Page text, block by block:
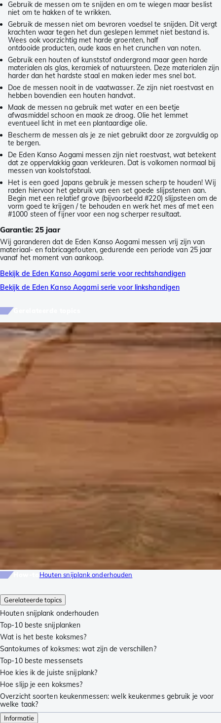
Gerelateerde topics
Houten snijplank onderhouden
Top-10 beste snijplanken
Wat is het beste koksmes?
Santokumes of koksmes: wat zijn de verschillen?
Top-10 beste messensets
Hoe kies ik de juiste snijplank?
Hoe slijp je een koksmes?
Overzicht soorten keukenmessen: welk keukenmes gebruik je voor
welke taak?
Informatie
Gebruik de messen om te snijden en om te wiegen maar beslist
niet om te hakken of te wrikken.
Gebruik de messen niet om bevroren voedsel te snijden. Dit vergt
krachten waar tegen het dun geslepen lemmet niet bestand is.
Wees ook voorzichtig met harde groenten, half
ontdooide producten, oude kaas en het crunchen van noten.
Gebruik een houten of kunststof ondergrond maar geen harde
materialen als glas, keramiek of natuursteen. Deze materialen zijn
harder dan het hardste staal en maken ieder mes snel bot.
Doe de messen nooit in de vaatwasser. Ze zijn niet roestvast en
hebben bovendien een houten handvat.
Maak de messen na gebruik met water en een beetje
afwasmiddel schoon en maak ze droog. Olie het lemmet
eventueel licht in met een plantaardige olie.
Bescherm de messen als je ze niet gebruikt door ze zorgvuldig op
te bergen.
De Eden Kanso Aogami messen zijn niet roestvast, wat betekent
dat ze oppervlakkig gaan verkleuren. Dat is volkomen normaal bij
messen van koolstofstaal.
Het is een goed Japans gebruik je messen scherp te houden! Wij
raden hiervoor het gebruik van een set goede slijpstenen aan.
Begin met een relatief grove (bijvoorbeeld #220) slijpsteen om de
vorm goed te krijgen / te behouden en werk het mes af met een
#1000 steen of fijner voor een nog scherper resultaat.
Garantie: 25 jaar
Wij garanderen dat de Eden Kanso Aogami messen vrij zijn van
materiaal- en fabricagefouten, gedurende een periode van 25 jaar
vanaf het moment van aankoop.
Bekijk de Eden Kanso Aogami serie voor rechtshandigen
Bekijk de Eden Kanso Aogami serie voor linkshandigen
Houten snijplank onderhouden